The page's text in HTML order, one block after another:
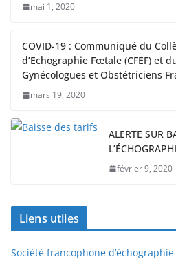
mai 1, 2020
COVID-19 : Communiqué du
d’Echographie Fœtale (CFEF) et
Gynécologues et Obstétriciens
mars 19, 2020
ALERTE SUR
février 9, 2020
Liens utiles
Société francophone d’échographie